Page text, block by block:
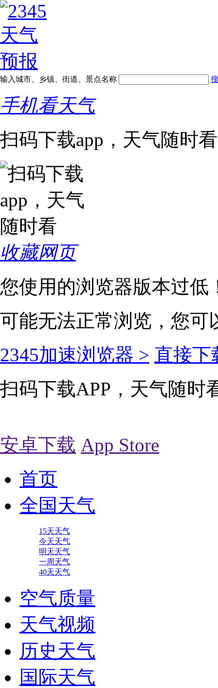
输入城市、乡镇、街道、景点名称
手机看天气
扫码下载app，天气随时看
收藏网页
您使用的浏览器版本过低
可能无法正常浏览，您可
2345加速浏览器 > 直接下
扫码下载APP，天气随时
安卓下载 App Store
首页
全国天气
15天天气
今天天气
明天天气
一周天气
40天天气
空气质量
天气视频
历史天气
国际天气